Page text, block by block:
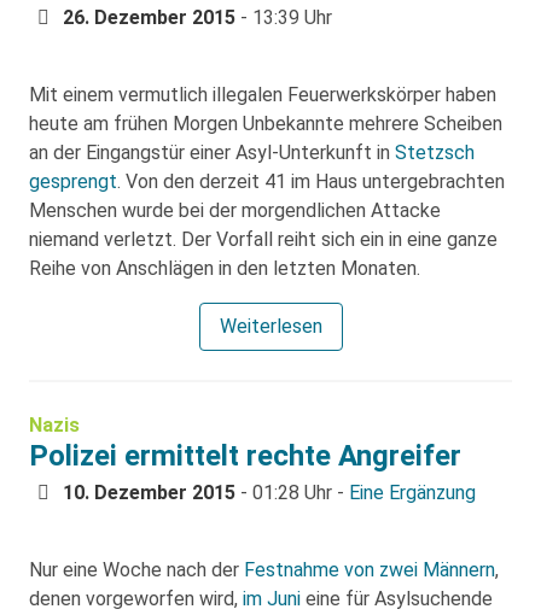
26. Dezember 2015 - 13:39 Uhr
Mit einem vermutlich illegalen Feuerwerkskörper haben
heute am frühen Morgen Unbekannte mehrere Scheiben
an der Eingangstür einer Asyl-Unterkunft in Stetzsch
gesprengt. Von den derzeit 41 im Haus untergebrachten
Menschen wurde bei der morgendlichen Attacke
niemand verletzt. Der Vorfall reiht sich ein in eine ganze
Reihe von Anschlägen in den letzten Monaten.
Weiterlesen
Nazis
Polizei ermittelt rechte Angreifer
10. Dezember 2015 - 01:28 Uhr - Eine Ergänzung
Nur eine Woche nach der Festnahme von zwei Männern,
denen vorgeworfen wird, im Juni eine für Asylsuchende